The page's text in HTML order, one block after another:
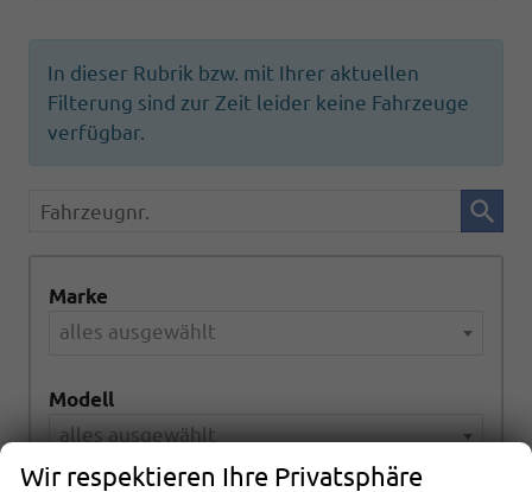
In dieser Rubrik bzw. mit Ihrer aktuellen
Filterung sind zur Zeit leider keine Fahrzeuge
verfügbar.
Fahrzeugnr.
Marke
alles ausgewählt
Modell
alles ausgewählt
Wir respektieren Ihre Privatsphäre